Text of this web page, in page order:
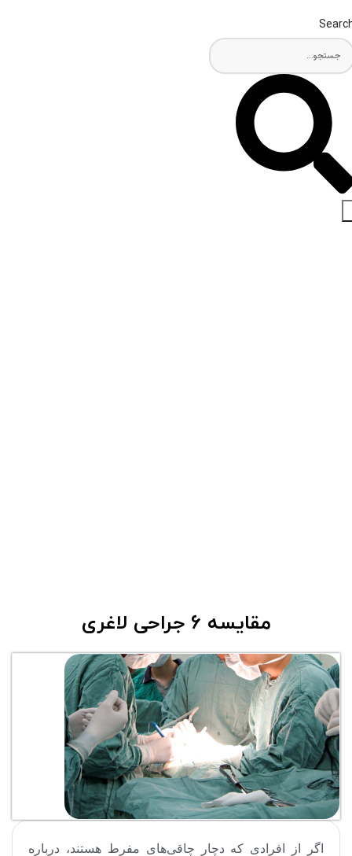
مقایسه 6 جراحی لاغری
اگر از افرادی که دچار چاقی‌های مفرط هستند، درباره